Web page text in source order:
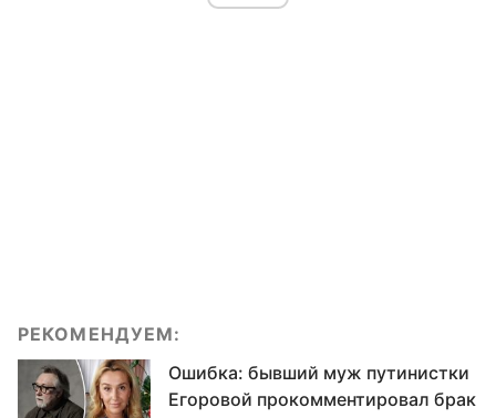
РЕКОМЕНДУЕМ:
Ошибка: бывший муж путинистки
Егоровой прокомментировал брак